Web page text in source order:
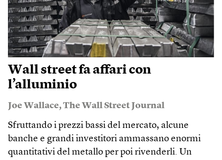
Wall street fa affari con
l’alluminio
Joe Wallace,The Wall Street Journal
Sfruttando i prezzi bassi del mercato, alcune
banche e grandi investitori ammassano enormi
quantitativi del metallo per poi rivenderli. Un